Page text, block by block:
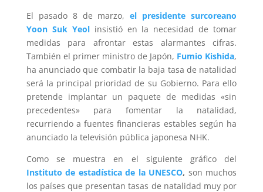
El pasado 8 de marzo,el presidente surcoreano
Yoon Suk Yeolinsistió en la necesidad de tomar
medidas para afrontar estas alarmantes cifras.
También el primer ministro de Japón, Fumio Kishida,
ha anunciado que combatir la baja tasa de natalidad
será la principal prioridad de su Gobierno. Para ello
pretende implantar un paquete de medidas «sin
precedentes» para fomentar la natalidad,
recurriendo a fuentes financieras estables según ha
anunciado la televisión pública japonesa NHK.
Como se muestra en el siguiente gráfico del
Instituto de estadística de la UNESCO, son muchos
los países que presentan tasas de natalidad muy por